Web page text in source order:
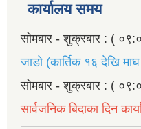
कार्यालय समय
सोमबार - शुक्रबार : (
जाडो (कार्तिक १६ देखि
सोमबार - शुक्रबार : (
सार्वजनिक बिदाका दिन